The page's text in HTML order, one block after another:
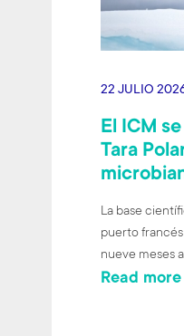
22 JULIO
El ICM
Tara
La base
puerto
nueve meses
Read more